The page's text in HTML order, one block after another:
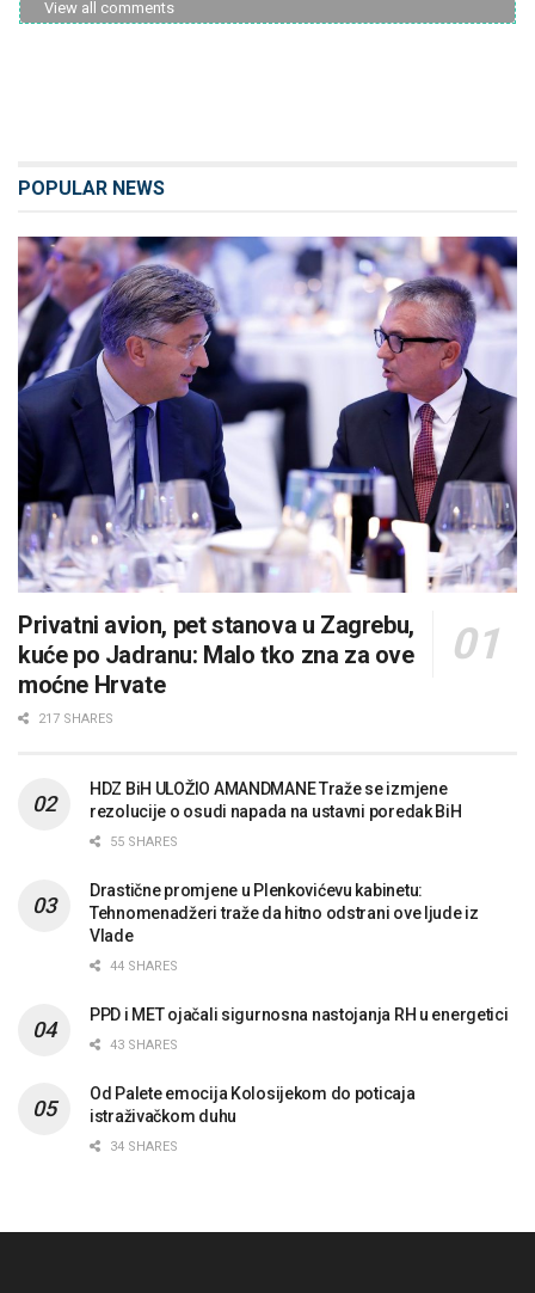
View all comments
POPULAR NEWS
Privatni avion, pet stanova u Zagrebu,
kuće po Jadranu: Malo tko zna za ove
moćne Hrvate
217 SHARES
HDZ BiH ULOŽIO AMANDMANE Traže se izmjene
rezolucije o osudi napada na ustavni poredak BiH
55 SHARES
Drastične promjene u Plenkovićevu kabinetu:
Tehnomenadžeri traže da hitno odstrani ove ljude iz
Vlade
44 SHARES
PPD i MET ojačali sigurnosna nastojanja RH u energetici
43 SHARES
Od Palete emocija Kolosijekom do poticaja
istraživačkom duhu
34 SHARES